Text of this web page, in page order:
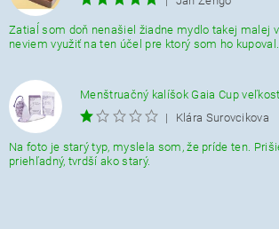
Zatiaĺ som doň nenašiel žiadne mydlo takej malej
neviem využiť na ten účel pre ktorý som ho
Menštruačný kalíšok Gaia Cup veľkosť
|
Klára Surovcikova
Na foto je starý typ, myslela som, že príde ten.
priehľadný, tvrdší ako starý.